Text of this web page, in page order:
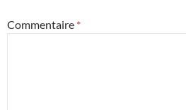
Commentaire *